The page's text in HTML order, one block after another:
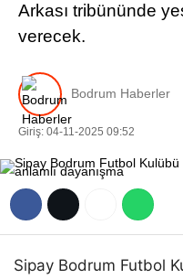
Arkası tribününde
verecek.
Bodrum Haberler
Giriş: 04-11-2025 09:52
Sipay Bodrum Futbol